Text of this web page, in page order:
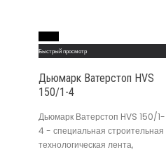
Быстрый просмотр
Дьюмарк Ватерстоп HVS
150/1-4
Дьюмарк Ватерстоп HVS 150/1-
4 - специальная строительная
технологическая лента,